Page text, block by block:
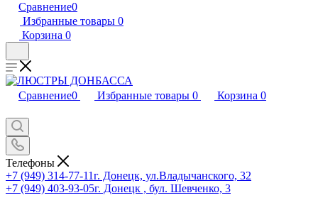
Сравнение0
Избранные товары 0
Корзина 0
Сравнение0 Избранные товары 0 Корзина 0
Телефоны
+7 (949) 314-77-11г. Донецк, ул.Владычанского, 32
+7 (949) 403-93-05г. Донецк , бул. Шевченко, 3